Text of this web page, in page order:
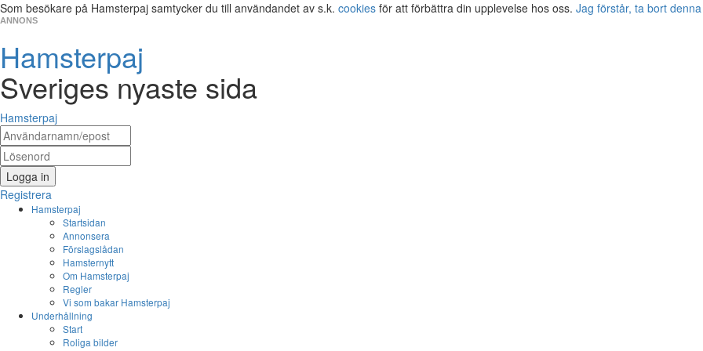
Som besökare på Hamsterpaj samtycker du till användandet av s.k. cookies för att förbättra din upplevelse hos oss. Jag förstår, ta bort
ANNONS
Hamsterpaj
Sveriges nyaste sida
Hamsterpaj
Logga in
Registrera
Hamsterpaj
Startsidan
Annonsera
Förslagslådan
Hamsternytt
Om Hamsterpaj
Regler
Vi som bakar Hamsterpaj
Underhållning
Start
Roliga bilder